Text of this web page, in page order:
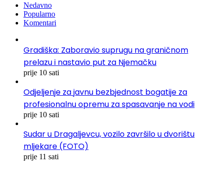
Nedavno
Popularno
Komentari
Gradiška: Zaboravio suprugu na graničnom
prelazu i nastavio put za Njemačku
prije 10 sati
Odjeljenje za javnu bezbjednost bogatije za
profesionalnu opremu za spasavanje na vodi
prije 10 sati
Sudar u Dragaljevcu, vozilo završilo u dvorištu
mljekare (FOTO)
prije 11 sati